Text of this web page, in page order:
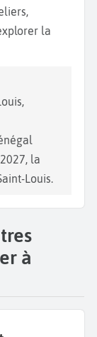
la
la
Louis.
à